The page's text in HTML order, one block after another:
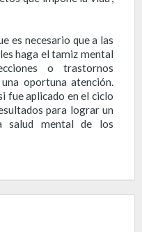
es necesario que a las
haga el tamiz mental
o trastornos
oportuna atención.
fue aplicado en el ciclo
para lograr un
salud mental de los